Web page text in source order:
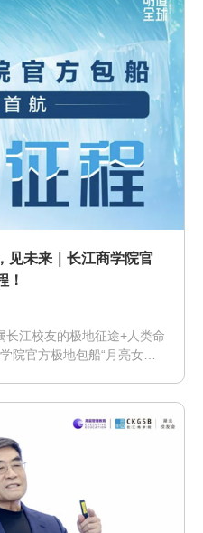
见未来｜长江商学院官
！
江校友的极地征途+人类命
院官方极地包船“月亮女神